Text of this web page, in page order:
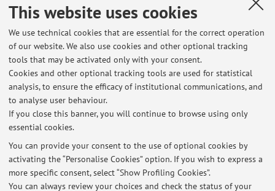
This website uses cookies
We use technical cookies that are essential for the correct operation
of our website. We also use cookies and other optional tracking
tools that may be activated only with your consent.
Cookies and other optional tracking tools are used for statistical
analysis, to ensure the efficacy of institutional communications, and
to analyse user behaviour.
If you close this banner, you will continue to browse using only
essential cookies.
You can provide your consent to the use of optional cookies by
activating the “Personalise Cookies” option. If you wish to express a
more specific consent, select “Show Profiling Cookies”.
You can always review your choices and check the status of your
Latest news
CLAM- risultati Appello del 6 luglio 2026 di LINGUA INGLESE DELLA
MODA
Published on: July 06 2026
CLAM - risultati appello di Lingua inglese della moda del 4 giugno
2026
Published on: June 04 2026
FAST - English for Fashion - EXAM 14 MAY 26 -